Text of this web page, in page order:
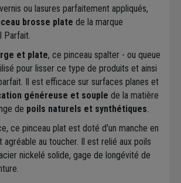
mm
Taille 60
et
57
ou lasures parfaitement appliqués,
brosse plate de la marque
Parfait.
et plate, ce pinceau spalter - ou queue
pour lisser ce type de produits et ainsi
Il est efficace sur surfaces planes et
généreuse et souple de la matière
de poils naturels et synthétiques
ce pinceau plat est doté d'un manche en
au toucher. Il est relié aux poils
nickelé solide, gage de longévité de